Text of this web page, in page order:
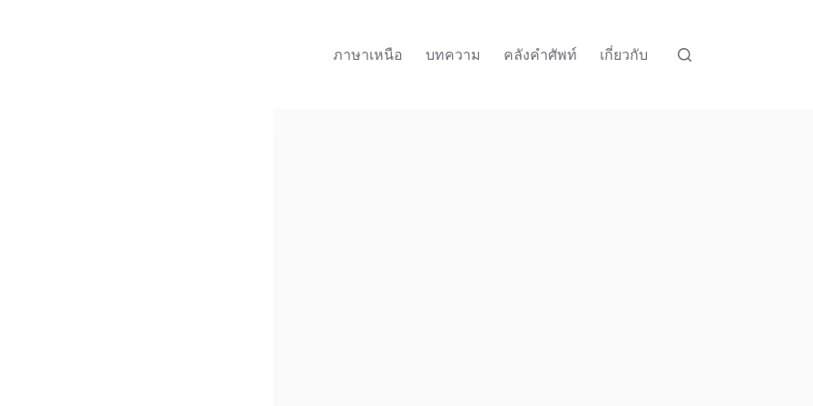
ภาษาเหนือ
บทความ คลังคำศัพท์ เกี่ยวกับ